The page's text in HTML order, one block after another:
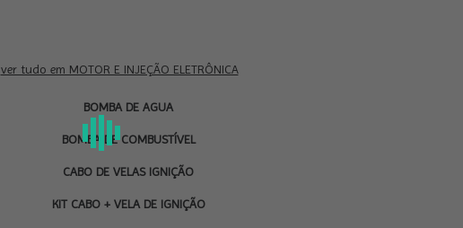
ver tudo em MOTOR E INJEÇÃO ELETRÔNICA
BOMBA DE AGUA
BOMBA DE COMBUSTÍVEL
CABO DE VELAS IGNIÇÃO
KIT CABO + VELA DE IGNIÇÃO